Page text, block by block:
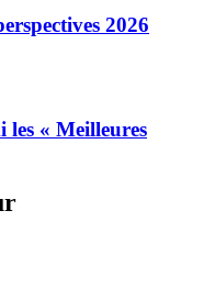
2026
les « Meilleures